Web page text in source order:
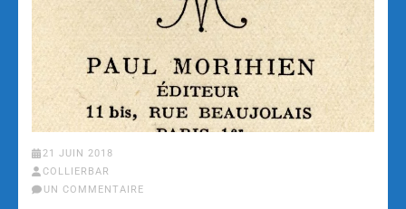
21 JUIN 2018
COLLIERBAR
UN COMMENTAIRE